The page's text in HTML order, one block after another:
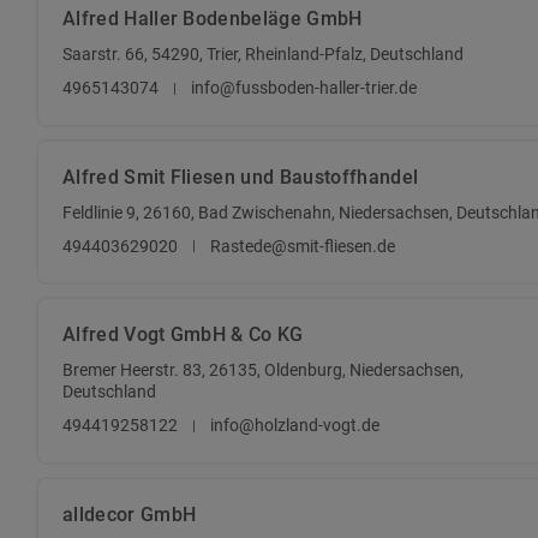
Alfred Haller Bodenbeläge GmbH
Saarstr. 66, 54290, Trier, Rheinland-Pfalz, Deutschland
4965143074
info@fussboden-haller-trier.de
Alfred Smit Fliesen und Baustoffhandel
Feldlinie 9, 26160, Bad Zwischenahn, Niedersachsen,
494403629020
Rastede@smit-fliesen.de
Alfred Vogt GmbH & Co KG
Bremer Heerstr. 83, 26135, Oldenburg, Niedersachsen,
Deutschland
494419258122
info@holzland-vogt.de
alldecor GmbH